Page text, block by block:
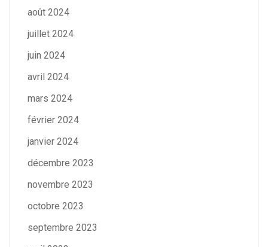
août 2024
juillet 2024
juin 2024
avril 2024
mars 2024
février 2024
janvier 2024
décembre 2023
novembre 2023
octobre 2023
septembre 2023